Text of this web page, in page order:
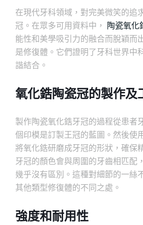
在現代牙科領域，對完美微笑的追
冠。在眾多可用資料中， 陶瓷氧化
能性和美學吸引力的融合而脫穎而
是修復體。它們證明了牙科世界中
諧結合。
氧化鋯陶瓷冠的製作及
製作陶瓷氧化鋯牙冠的過程從患者
個印模是訂製王冠的藍圖。然後使
將氧化鋯研磨成牙冠的形狀，確保
牙冠的顏色會與周圍的牙齒相匹配
幾乎沒有區別。這種對細節的一絲
其他類型修復體的不同之處。
強度和耐用性